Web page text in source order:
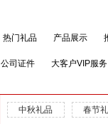
热门礼品 产品展示
公司证件 大客户VIP服务
中秋礼品 春节